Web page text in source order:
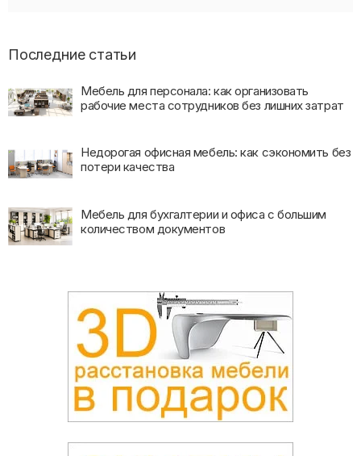
Последние статьи
Мебель для персонала: как организовать
рабочие места сотрудников без лишних затрат
Недорогая офисная мебель: как сэкономить без
потери качества
Мебель для бухгалтерии и офиса с большим
количеством документов